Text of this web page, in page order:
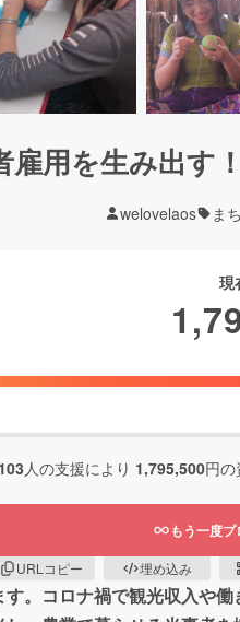
雇用を生み出す
welovelaos ま
現
103 人の支援により 1,795,500円の
もう一度
URLコピー 埋め込み
。コロナ禍で観光収入や